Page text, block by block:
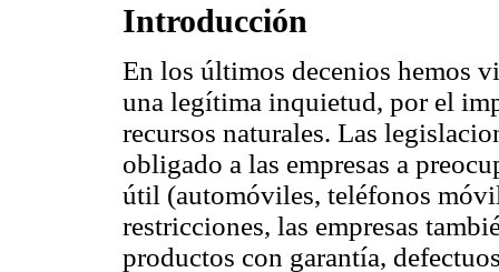
Introducción
En los últimos decenios hemos
una legítima inquietud, por el
recursos naturales. Las
obligado a las empresas a
útil (automóviles, teléfonos
restricciones, las empresas
productos con garantía,